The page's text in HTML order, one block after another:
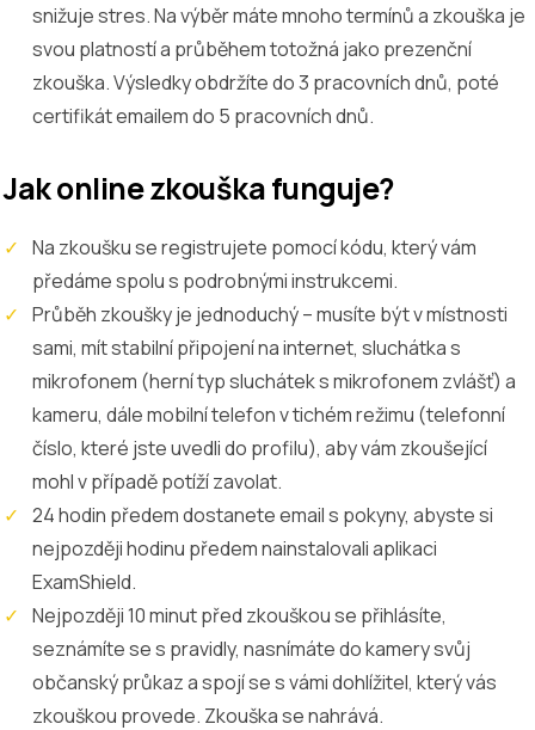
snižuje stres. Na výběr máte mnoho termínů a zkouška je
svou platností a průběhem totožná jako prezenční
zkouška. Výsledky obdržíte do 3 pracovních dnů, poté
certifikát emailem do 5 pracovních dnů.
Jak online zkouška funguje?
Na zkoušku se registrujete pomocí kódu, který vám
předáme spolu s podrobnými instrukcemi.
Průběh zkoušky je jednoduchý – musíte být v místnosti
sami, mít stabilní připojení na internet, sluchátka s
mikrofonem (herní typ sluchátek s mikrofonem zvlášť) a
kameru, dále mobilní telefon v tichém režimu (telefonní
číslo, které jste uvedli do profilu), aby vám zkoušející
mohl v případě potíží zavolat.
24 hodin předem dostanete email s pokyny, abyste si
nejpozději hodinu předem nainstalovali aplikaci
ExamShield.
Nejpozději 10 minut před zkouškou se přihlásíte,
seznámíte se s pravidly, nasnímáte do kamery svůj
občanský průkaz a spojí se s vámi dohlížitel, který vás
zkouškou provede. Zkouška se nahrává.